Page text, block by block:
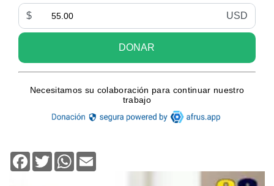
Facebook
TwitterWhatsApp